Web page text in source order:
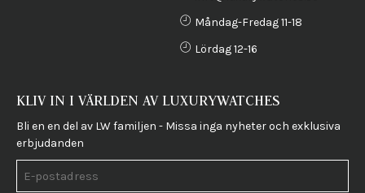
Måndag-Fredag 11-18
Lördag 12-16
KLIV IN I VÄRLDEN AV LUXURYWATCHES
Bli en en del av LW familjen - Missa inga nyheter och exklusiva
erbjudanden